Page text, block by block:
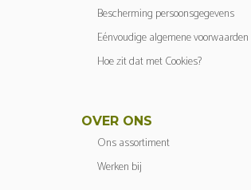
Bescherming persoonsgegevens
Eénvoudige algemene voorwaarden
Hoe zit dat met Cookies?
OVER ONS
Ons assortiment
Werken bij